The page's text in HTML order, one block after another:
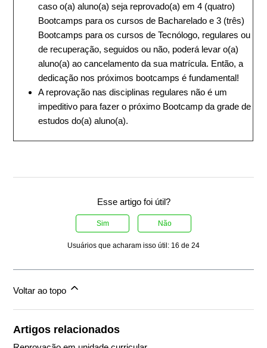
caso o(a) aluno(a) seja reprovado(a) em 4 (quatro)
Bootcamps para os cursos de Bacharelado e 3 (três)
Bootcamps para os cursos de Tecnólogo, regulares ou
de recuperação, seguidos ou não, poderá levar o(a)
aluno(a) ao cancelamento da sua matrícula. Então, a
dedicação nos próximos bootcamps é fundamental!
A reprovação nas disciplinas regulares não é um
impeditivo para fazer o próximo Bootcamp da grade de
estudos do(a) aluno(a).
Esse artigo foi útil?
Sim Não
Usuários que acharam isso útil: 16 de 24
Voltar ao topo
Artigos relacionados